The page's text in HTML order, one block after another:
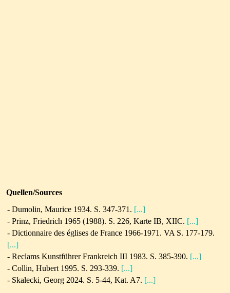
Quellen/Sources
- Dumolin, Maurice 1934. S. 347-371. [...]
- Prinz, Friedrich 1965 (1988). S. 226, Karte IB, XIIC. [...]
- Dictionnaire des églises de France 1966-1971. VA S. 177-179.
[...]
- Reclams Kunstführer Frankreich III 1983. S. 385-390. [...]
- Collin, Hubert 1995. S. 293-339. [...]
- Skalecki, Georg 2024. S. 5-44, Kat. A7. [...]